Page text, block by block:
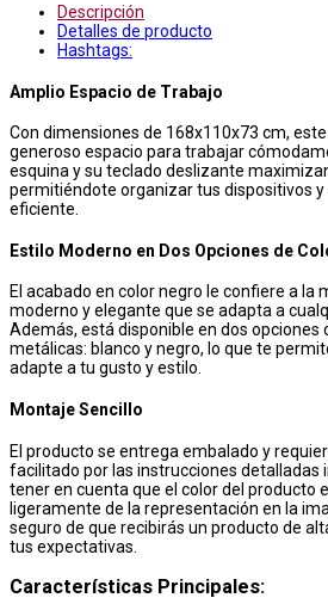
Descripción
Detalles de producto
Hashtags:
Amplio Espacio de Trabajo
Con dimensiones de 168x110x73 cm,
generoso espacio para trabajar
esquina y su teclado deslizante
permitiéndote organizar tus dispositivos
eficiente.
Estilo Moderno en Dos Opciones de
El acabado en color negro le confiere a la
moderno y elegante que se adapta a
Además, está disponible en dos opciones
metálicas: blanco y negro, lo que te
adapte a tu gusto y estilo.
Montaje Sencillo
El producto se entrega embalado y
facilitado por las instrucciones detalladas
tener en cuenta que el color del producto
ligeramente de la representación en la
seguro de que recibirás un producto de
tus expectativas.
Características Principales: